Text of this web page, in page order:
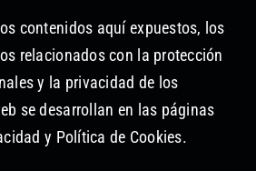
contenidos aquí expuestos, los
relacionados con la protección
y la privacidad de los
se desarrollan en las páginas
y Política de Cookies.